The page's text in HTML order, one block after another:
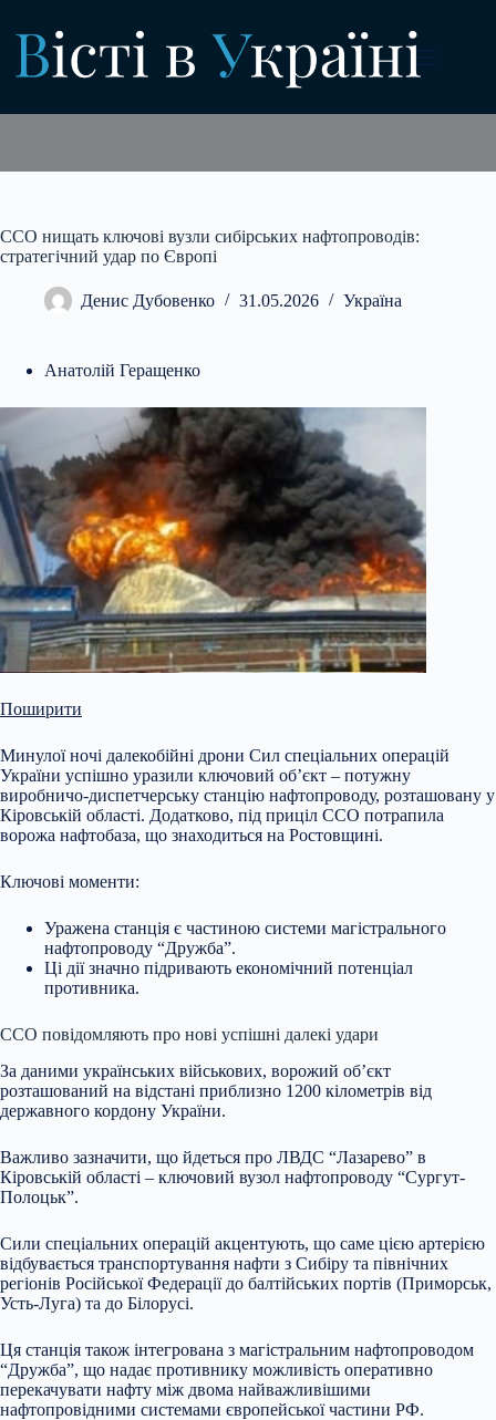
вмісту
ССО нищать ключові вузли сибірських нафтопроводів:
стратегічний удар по Європі
Денис Дубовенко 31.05.2026 Україна
Анатолій Геращенко
Поширити
Минулої ночі далекобійні дрони Сил спеціальних операцій
України успішно уразили ключовий об’єкт – потужну
виробничо-диспетчерську станцію нафтопроводу, розташовану у
Кіровській області. Додатково, під приціл ССО потрапила
ворожа нафтобаза, що знаходиться на Ростовщині.
Ключові моменти:
Уражена станція є частиною системи магістрального
нафтопроводу “Дружба”.
Ці дії значно підривають економічний потенціал
противника.
ССО повідомляють про нові успішні далекі удари
За даними українських військових, ворожий об’єкт
розташований на відстані приблизно 1200 кілометрів від
державного кордону України.
Важливо зазначити, що йдеться про ЛВДС “Лазарево” в
Кіровській області – ключовий вузол нафтопроводу “Сургут-
Полоцьк”.
Сили спеціальних операцій акцентують, що саме цією артерією
відбувається транспортування нафти з Сибіру та північних
регіонів Російської Федерації до балтійських портів (Приморськ,
Усть-Луга) та до Білорусі.
Ця станція також інтегрована з магістральним нафтопроводом
“Дружба”, що надає противнику можливість оперативно
перекачувати нафту між двома найважливішими
нафтопровідними системами європейської частини РФ.